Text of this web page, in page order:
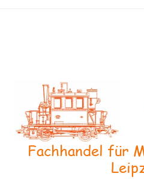
Fachhandel für